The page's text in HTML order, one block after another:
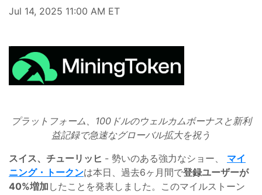
Jul 14, 2025 11:00 AM ET
プラットフォーム、100ドルのウェルカムボーナスと新利
益記録で急速なグローバル拡大を祝う
スイス、チューリッヒ - 勢いのある強力なショー、 マイ
ニング・トークンは本日、過去6ヶ月間で登録ユーザーが
40%増加 したことを発表しました。このマイルストーン